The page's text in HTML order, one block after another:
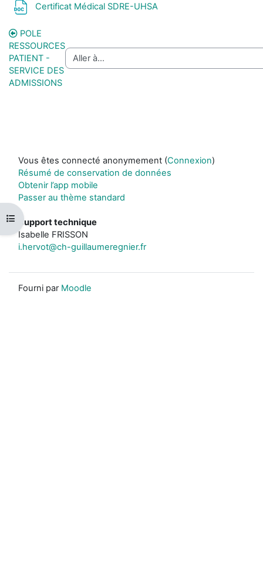
Ouvrir l’index du cours
Certificat Médical SDRE-UHSA
POLE
RESSOURCES
PATIENT -
SERVICE DES
ADMISSIONS
Vous êtes connecté anonymement (Connexion)
Résumé de conservation de données
Obtenir l’app mobile
Passer au thème standard
Support technique
Isabelle FRISSON
i.hervot@ch-guillaumeregnier.fr
Fourni par Moodle